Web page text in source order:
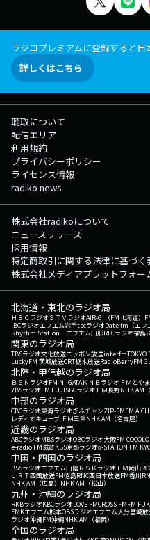
ラジコプレミアムに登録すると
詳しくはこちら
聴取について
配信エリア
利用規約
プライバシーポリシー
ライセンス情報
radiko news
株式会社radikoについて
ニュースリリース
採用情報
特定商取引に関する法律に基づく
株式会社メディアプラットフォー
北海道・東北のラジオ局
ＨＢＣラジオＳＴＶラジオAIR-G'（FM北海道）
IBCラジオエフエム岩手tbcラジオDate fm（エフ
Rhythm Station エフエム山形RFCラジオ福島
関東のラジオ局
TBSラジオ文化放送ニッポン放送interfmTOKYO
LuckyFM 茨城放送CRT栃木放送RadioBerryFM
北陸・甲信越のラジオ局
ＢＳＮラジオFM NIIGATAＫＮＢラジオ ＦＭとやま
YBSラジオFM FUJISBCラジオ ＦＭ長野NHK AM（
中部のラジオ局
CBCラジオ東海ラジオぎふチャンZIP-FMFM AICHI
レディオキューブ ＦＭ三重NHK AM（名古屋）
近畿のラジオ局
ABCラジオMBSラジオOBCラジオ大阪FM COCOLO
e-radio FM滋賀KBS京都ラジオα-STATION FM
中国・四国のラジオ局
BSSラジオエフエム山陰ＲＳＫラジオ ＦＭ岡山
ＪＲＴ四国放送FM徳島RNC西日本放送FM香川
NHK AM（広島） NHK AM（松山）
九州・沖縄のラジオ局
RKBラジオKBCラジオLOVE FMCROSS FMFM
FMKエフエム熊本OBSラジオエフエム大分宮崎
ラジオ沖縄FM沖縄NHK AM（福岡）
全国のラジオ局